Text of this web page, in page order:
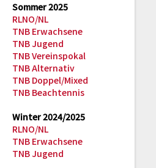
Sommer 2025
RLNO/NL
TNB Erwachsene
TNB Jugend
TNB Vereinspokal
TNB Alternativ
TNB Doppel/Mixed
TNB Beachtennis
Winter 2024/2025
RLNO/NL
TNB Erwachsene
TNB Jugend